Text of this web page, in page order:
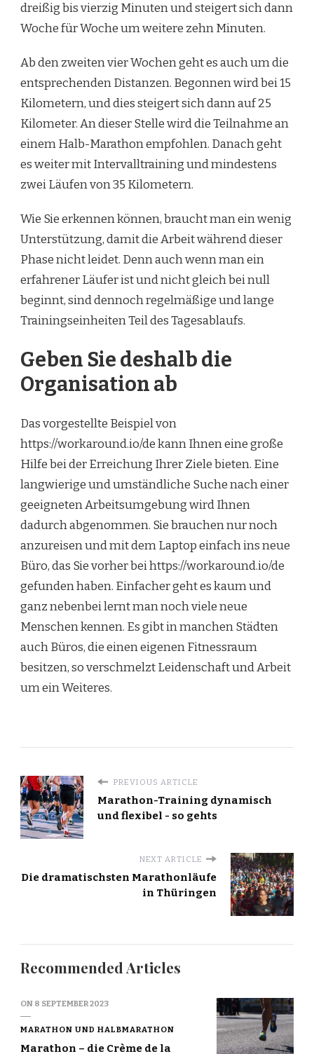
dreißig bis vierzig Minuten und steigert sich dann
Woche für Woche um weitere zehn Minuten.
Ab den zweiten vier Wochen geht es auch um die
entsprechenden Distanzen. Begonnen wird bei 15
Kilometern, und dies steigert sich dann auf 25
Kilometer. An dieser Stelle wird die Teilnahme an
einem Halb-Marathon empfohlen. Danach geht
es weiter mit Intervalltraining und mindestens
zwei Läufen von 35 Kilometern.
Wie Sie erkennen können, braucht man ein wenig
Unterstützung, damit die Arbeit während dieser
Phase nicht leidet. Denn auch wenn man ein
erfahrener Läufer ist und nicht gleich bei null
beginnt, sind dennoch regelmäßige und lange
Trainingseinheiten Teil des Tagesablaufs.
Geben Sie deshalb die
Organisation ab
Das vorgestellte Beispiel von
https://workaround.io/de kann Ihnen eine große
Hilfe bei der Erreichung Ihrer Ziele bieten. Eine
langwierige und umständliche Suche nach einer
geeigneten Arbeitsumgebung wird Ihnen
dadurch abgenommen. Sie brauchen nur noch
anzureisen und mit dem Laptop einfach ins neue
Büro, das Sie vorher bei https://workaround.io/de
gefunden haben. Einfacher geht es kaum und
ganz nebenbei lernt man noch viele neue
Menschen kennen. Es gibt in manchen Städten
auch Büros, die einen eigenen Fitnessraum
besitzen, so verschmelzt Leidenschaft und Arbeit
um ein Weiteres.
PREVIOUS ARTICLE
Marathon-Training dynamisch
und flexibel - so gehts
NEXT ARTICLE
Die dramatischsten Marathonläufe
in Thüringen
Recommended Articles
ON 8 SEPTEMBER 2023
MARATHON UND HALBMARATHON
Marathon – die Crème de la